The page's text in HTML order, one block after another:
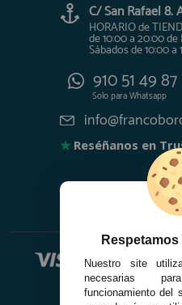
C/ San Rafael 8.
HORARIO de
de 10:00 a 20:00
Sábados de 10:00 a
910 51 49 87
Solo paraWhatsapp
★ Reséñanos en
Nuestro site
necesarias
funcionamiento del